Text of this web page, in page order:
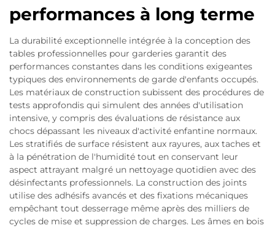
performances à long terme
La durabilité exceptionnelle intégrée à la conception des
tables professionnelles pour garderies garantit des
performances constantes dans les conditions exigeantes
typiques des environnements de garde d'enfants occupés.
Les matériaux de construction subissent des procédures de
tests approfondis qui simulent des années d'utilisation
intensive, y compris des évaluations de résistance aux
chocs dépassant les niveaux d'activité enfantine normaux.
Les stratifiés de surface résistent aux rayures, aux taches et
à la pénétration de l'humidité tout en conservant leur
aspect attrayant malgré un nettoyage quotidien avec des
désinfectants professionnels. La construction des joints
utilise des adhésifs avancés et des fixations mécaniques
empêchant tout desserrage même après des milliers de
cycles de mise et suppression de charges. Les âmes en bois